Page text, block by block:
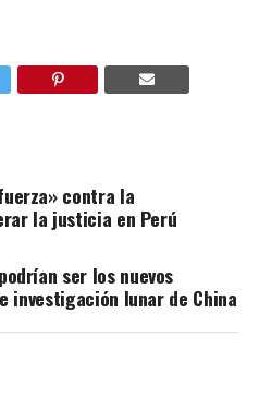
contra la
la justicia en Perú
ser los nuevos
investigación lunar de China